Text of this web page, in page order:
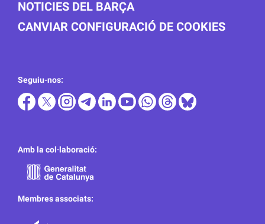
NOTICIES DEL BARÇA
CANVIAR CONFIGURACIÓ DE COOKIES
Seguiu-nos:
Amb la col·laboració:
Membres associats: